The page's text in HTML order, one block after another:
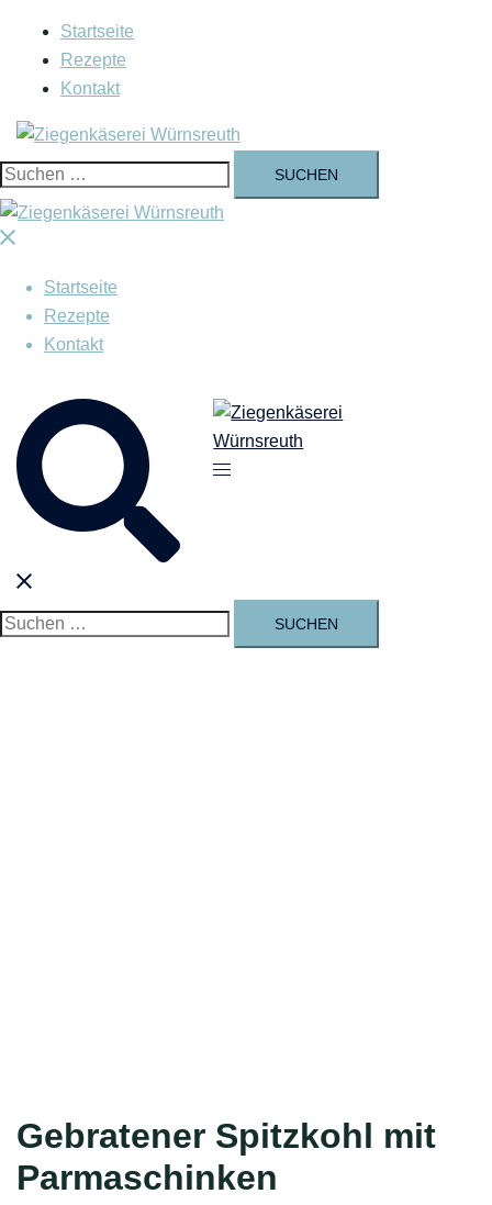
springen
Startseite
Rezepte
Kontakt
Suchen
nach:
Menü
Startseite
Rezepte
Kontakt
Suche
Menü
Suchen
Gebratener Spitzkohl mit
Parmaschinken